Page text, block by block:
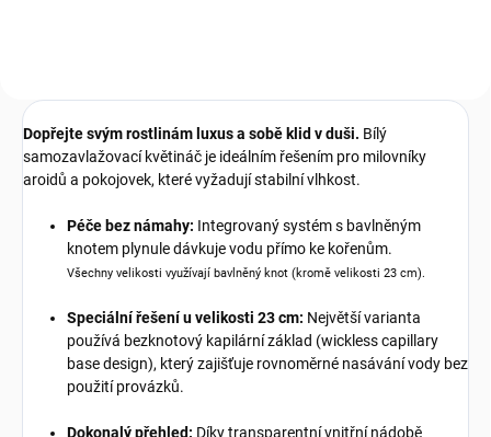
Dopřejte svým rostlinám luxus a sobě klid v duši. Bílý
samozavlažovací květináč je ideálním řešením pro milovníky
aroidů a pokojovek, které vyžadují stabilní vlhkost.
Péče bez námahy: Integrovaný systém s bavlněným
knotem plynule dávkuje vodu přímo ke kořenům.
Všechny velikosti využívají bavlněný knot (kromě velikosti 23 cm).
Speciální řešení u velikosti 23 cm: Největší varianta
používá bezknotový kapilární základ (wickless capillary
base design), který zajišťuje rovnoměrné nasávání vody bez
použití provázků.
Dokonalý přehled: Díky transparentní vnitřní nádobě